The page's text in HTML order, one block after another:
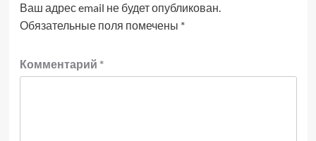
Ваш адрес email не будет опубликован.
Обязательные поля помечены *
Комментарий *